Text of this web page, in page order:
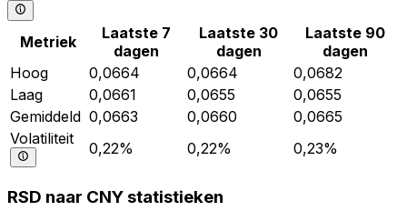
Metriek
Laatste 7
dagen
Laatste 30
dagen
Laatste 90
dagen
Hoog
0,0664 0,0664
0,0682
Laag
0,0661 0,0655
0,0655
Gemiddeld 0,0663 0,0660
0,0665
Volatiliteit
0,22% 0,22% 0,23%
RSD naar CNY statistieken